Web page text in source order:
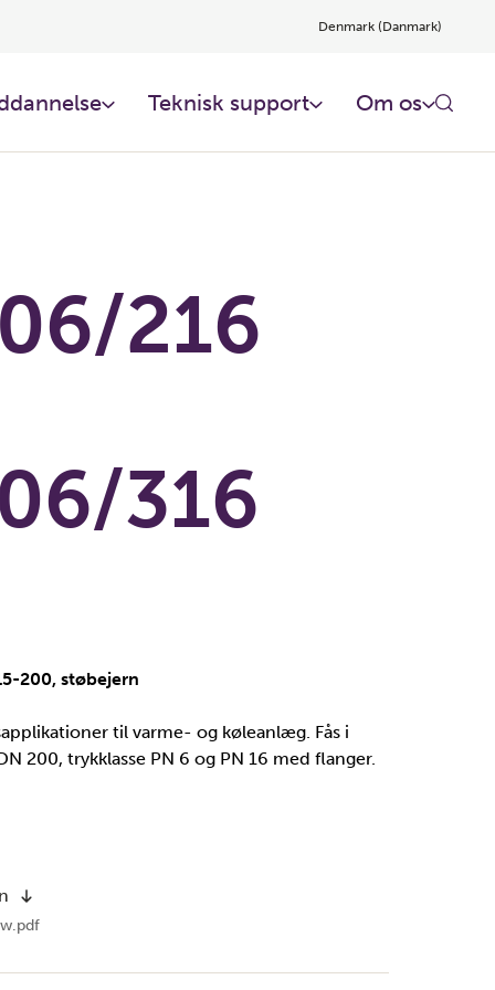
Denmark (Danmark)
Teknisk support Om os
216
316
200, støbejern
til varme- og køleanlæg. Fås i
200, trykklasse PN 6 og PN 16 med flanger.